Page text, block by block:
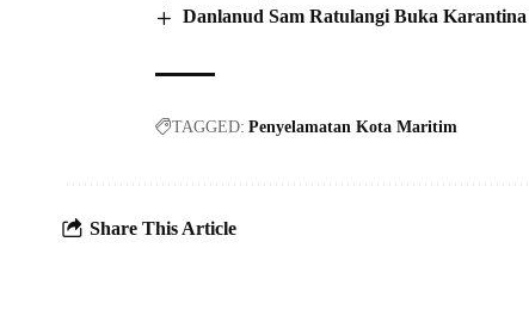
Danlanud Sam Ratulangi Buka
TAGGED: Penyelamatan Kota Maritim
Share This Article